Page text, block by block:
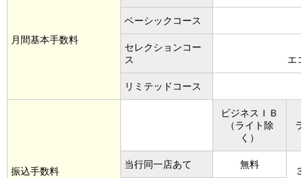
月間基本手数料
ベーシックコース
セレクションコー
ス
エ
リミテッドコース
振込手数料
ビジネスＩＢ
（ライト除
く）
ラ
当行同一店あて 無料
３